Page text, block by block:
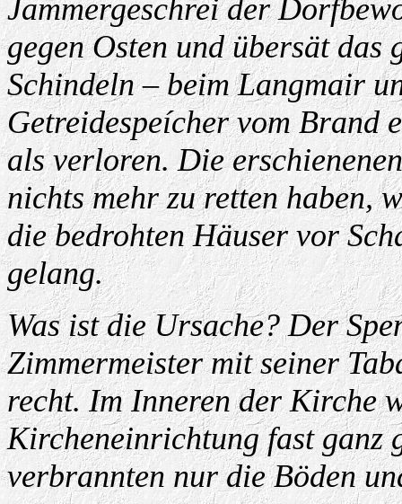
Jammergeschrei der
gegen Osten und übersät das
Schindeln – beim Langmair
Getreidespeícher vom Brand
als verloren. Die
nichts mehr zu retten haben,
die bedrohten Häuser vor
gelang.
Was ist die Ursache? Der
Zimmermeister mit seiner
recht. Im Inneren der Kirche
Kircheneinrichtung fast ganz
verbrannten nur die Böden